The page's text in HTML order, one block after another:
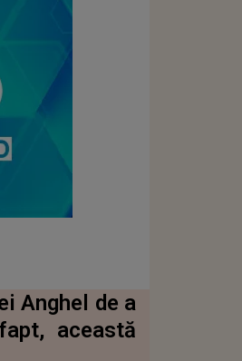
Anghel de a
această